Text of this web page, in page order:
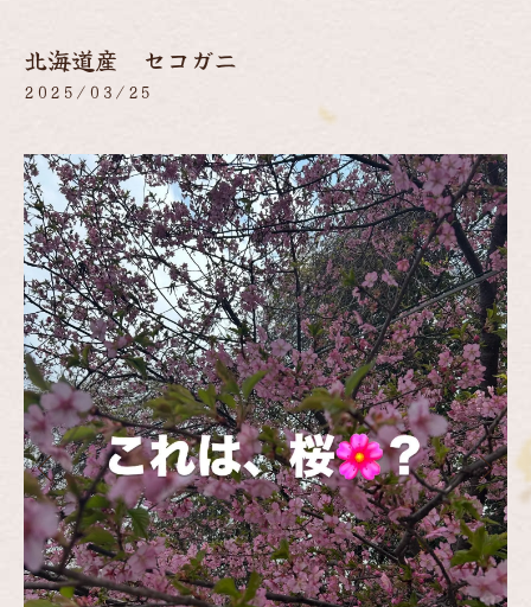
北海道産 セコガニ
2025/03/25